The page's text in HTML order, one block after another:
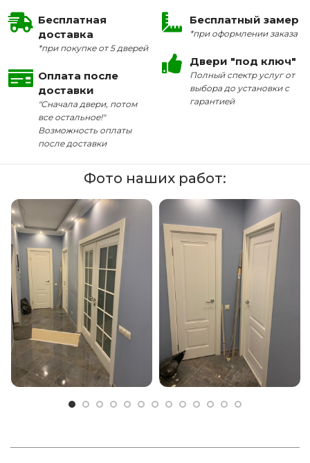
Бесплатная
доставка
*при покупке от 5 дверей
Оплата после
доставки
"Сначала двери, потом
все остальное!"
Возможность оплаты
после доставки
Бесплатный замер
*при оформлении заказа
Двери "под ключ"
Полный спектр услуг от
выбора до установки с
гарантией
Фото наших работ: